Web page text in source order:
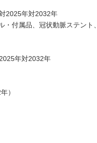
2025年対2032年
付属品、冠状動脈ステント、
年対2032年
）